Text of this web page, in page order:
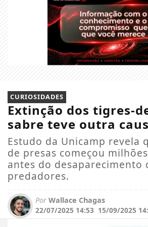
CURIOSIDADES
Extinção dos tigres-
sabre teve outra
Estudo da Unicamp revela
de presas começou
antes do desaparecimento
predadores.
Por Wallace Chagas
22/07/2025 14:53 15/09/2025